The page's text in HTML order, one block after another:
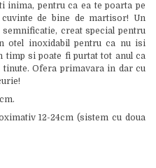
inima, pentru ca ea te poarta pe
de bine de martisor! Un
creat special pentru
otel inoxidabil pentru ca nu isi
timp si poate fi purtat tot anul ca
Ofera primavara in dar cu
12-24cm (sistem cu doua